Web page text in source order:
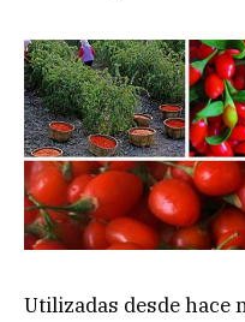
Utilizadas desde hace